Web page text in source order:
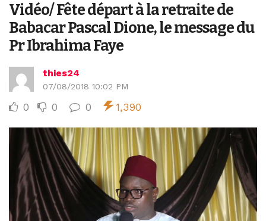
Vidéo/ Fête départ à la retraite de
Babacar Pascal Dione, le message du
Pr Ibrahima Faye
thies24
07/08/2018 10:02 PM
0 0 0 1,390